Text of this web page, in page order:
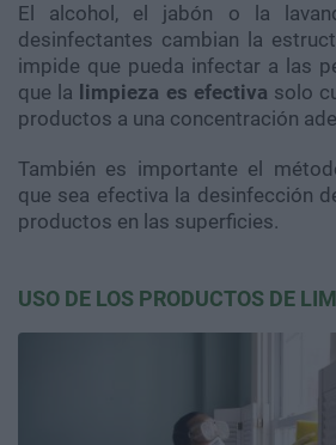
El alcohol, el jabón o la
desinfectantes cambian la
impide que pueda infectar a las
que la limpieza es efectiva solo
productos a una concentración
También es importante el
que sea efectiva la desinfección
productos en las superficies.
USO DE LOS PRODUCTOS DE